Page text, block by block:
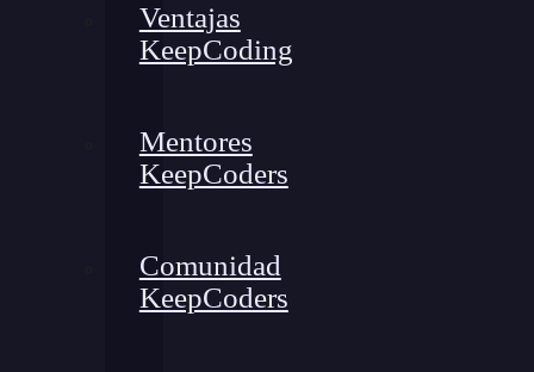
Ventajas
KeepCoding
Mentores
KeepCoders
Comunidad
KeepCoders